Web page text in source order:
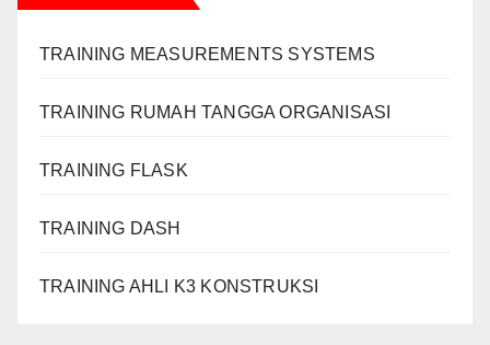
TRAINING MEASUREMENTS SYSTEMS
TRAINING RUMAH TANGGA ORGANISASI
TRAINING FLASK
TRAINING DASH
TRAINING AHLI K3 KONSTRUKSI